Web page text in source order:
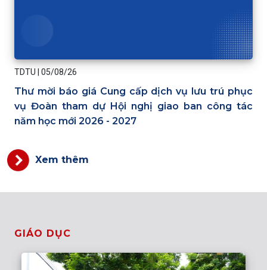
TDTU | 05/08/26
Thư mời báo giá Cung cấp dịch vụ lưu trú phục
vụ Đoàn tham dự Hội nghị giao ban công tác
năm học mới 2026 - 2027
Xem thêm
GIÁO DỤC